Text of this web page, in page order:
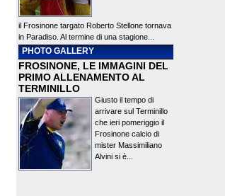
il Frosinone targato Roberto Stellone tornava
in Paradiso. Al termine di una stagione...
PHOTO GALLERY
FROSINONE, LE IMMAGINI DEL
PRIMO ALLENAMENTO AL
TERMINILLO
Giusto il tempo di
arrivare sul Terminillo
che ieri pomeriggio il
Frosinone calcio di
mister Massimiliano
Alvini si è...